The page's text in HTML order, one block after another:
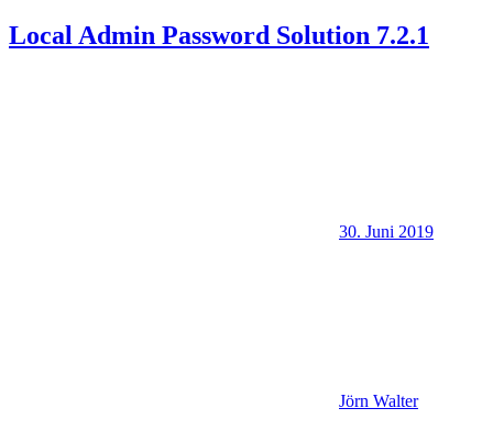
Local Admin Password Solution 7.2.1
30. Juni 2019
Jörn Walter